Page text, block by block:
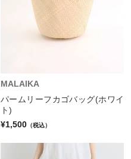
MALAIKA
パームリーフカゴバッグ(ホワイ
ト)
¥1,500 （税込）